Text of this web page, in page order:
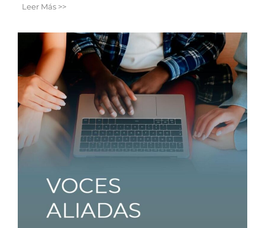
Leer Más >>